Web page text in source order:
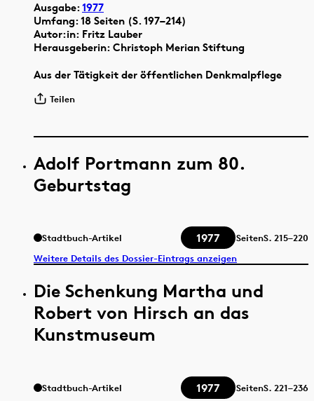
Ausgabe:1977
Umfang: 18 Seiten (S. 197–214)
Autor:in: Fritz Lauber
Herausgeberin: Christoph Merian Stiftung
Aus der Tätigkeit der öffentlichen Denkmalpflege
Teilen
Adolf Portmann zum 80.
Geburtstag
Stadtbuch-Artikel 1977 SeitenS. 215–220
Weitere Details des Dossier-Eintrags anzeigen
Die Schenkung Martha und
Robert von Hirsch an das
Kunstmuseum
Stadtbuch-Artikel 1977 SeitenS. 221–236